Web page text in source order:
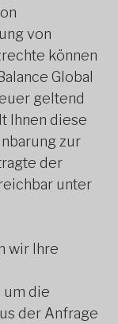
von
können
Global
geltend
Ihnen diese
zur
der
unter
wir Ihre
um die
der Anfrage